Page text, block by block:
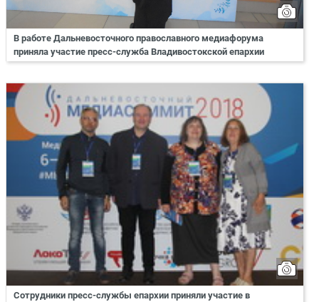
В работе Дальневосточного православного медиафорума
приняла участие пресс-служба Владивостокской епархии
Сотрудники пресс-службы епархии приняли участие в